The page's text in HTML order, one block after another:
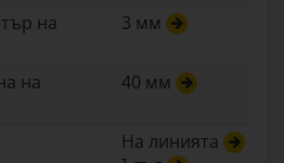
на
3 мм
на
40 мм
На линията